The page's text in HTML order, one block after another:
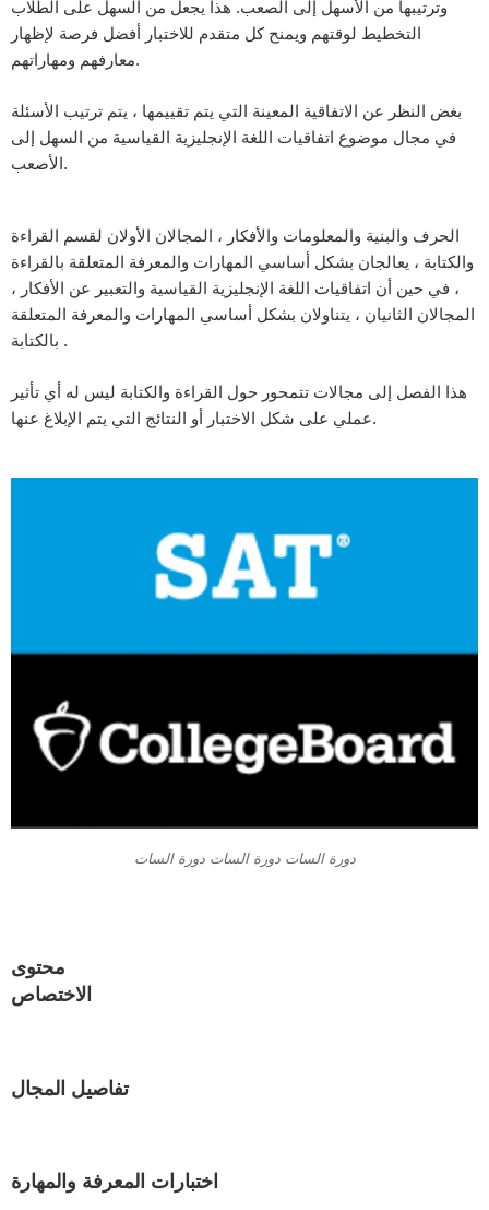
وترتيبها من الأسهل إلى الصعب. هذا يجعل من السهل على الطلاب
التخطيط لوقتهم ويمنح كل متقدم للاختبار أفضل فرصة لإظهار
معارفهم ومهاراتهم.
بغض النظر عن الاتفاقية المعينة التي يتم تقييمها ، يتم ترتيب الأسئلة
في مجال موضوع اتفاقيات اللغة الإنجليزية القياسية من السهل إلى
الأصعب.
الحرف والبنية والمعلومات والأفكار ، المجالان الأولان لقسم القراءة
والكتابة ، يعالجان بشكل أساسي المهارات والمعرفة المتعلقة بالقراءة
، في حين أن اتفاقيات اللغة الإنجليزية القياسية والتعبير عن الأفكار ،
المجالان الثانيان ، يتناولان بشكل أساسي المهارات والمعرفة المتعلقة
بالكتابة .
هذا الفصل إلى مجالات تتمحور حول القراءة والكتابة ليس له أي تأثير
عملي على شكل الاختبار أو النتائج التي يتم الإبلاغ عنها.
دورة السات دورة السات دورة السات
محتوى
الاختصاص
تفاصيل المجال
اختبارات المعرفة والمهارة